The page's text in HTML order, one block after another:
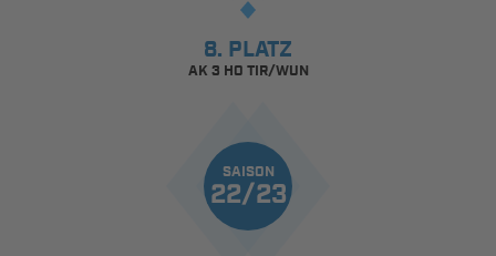
8. PLATZ
AK 3 HO TIR/WUN
SAISON
22/23